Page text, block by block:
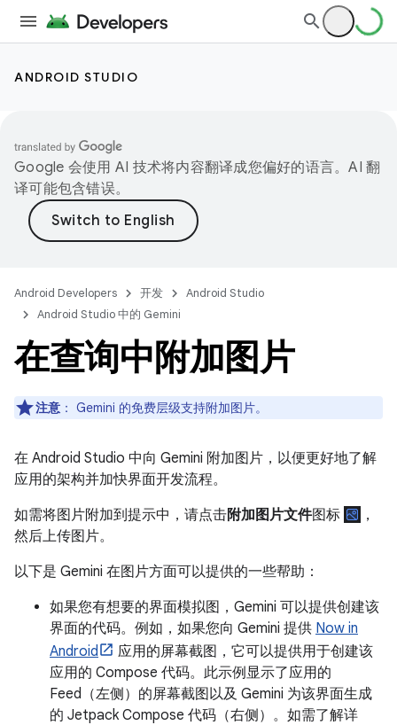
ANDROID STUDIO
Google 会使用 AI 技术将内容翻译成您偏好的语言。AI 翻
译可能包含错误。
Android Developers 开发
Android Studio
Android Studio 中的 Gemini
在查询中附加图片
注意 ： Gemini 的免费层级支持附加图片。
在 Android Studio 中向 Gemini 附加图片，以便更好地了解
应用的架构并加快界面开发流程。
如需将图片附加到提示中，请点击附加图片文件图标
，
然后上传图片。
以下是 Gemini 在图片方面可以提供的一些帮助：
如果您有想要的界面模拟图，Gemini 可以提供创建该
界面的代码。例如，如果您向 Gemini 提供 Now in
Android
应用的屏幕截图，它可以提供用于创建该
应用的 Compose 代码。此示例显示了应用的
Feed（左侧）的屏幕截图以及 Gemini 为该界面生成
的 Jetpack Compose 代码（右侧）。如需了解详